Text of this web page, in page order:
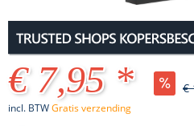
€ 7,95 * €
incl. BTWGratis verzending